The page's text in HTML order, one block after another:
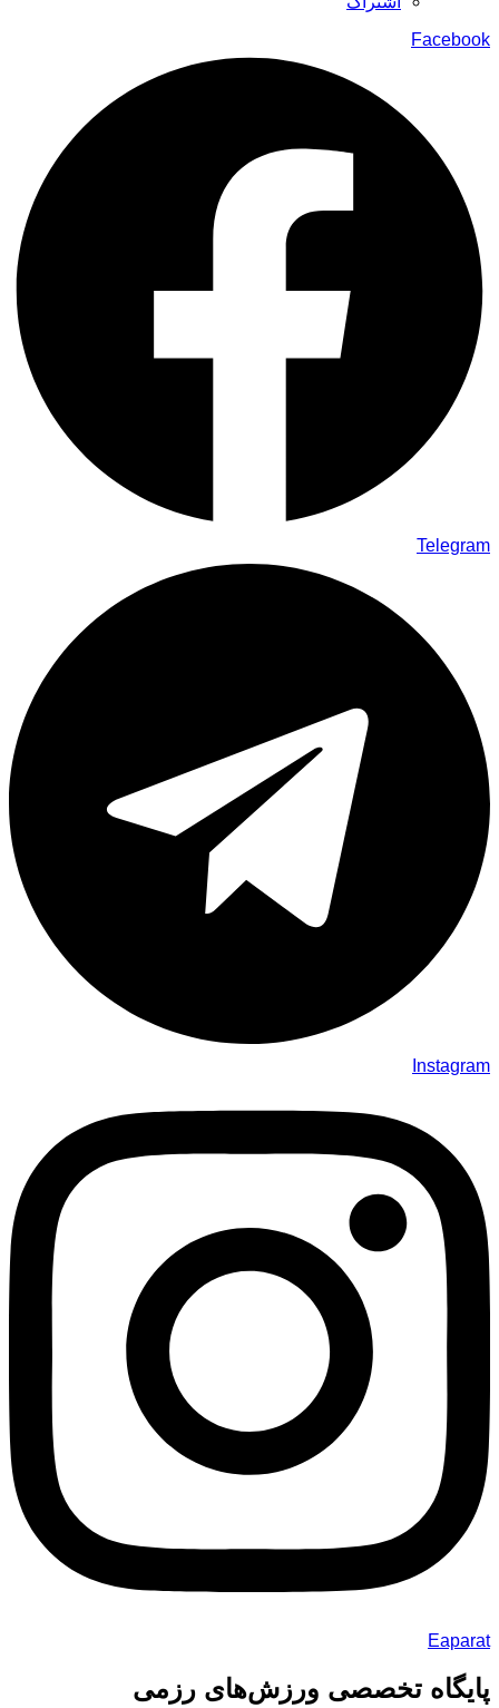
Facebook
Telegram
Instagram
Eaparat
پایگاه تخصصی ورزش‌های رزمی